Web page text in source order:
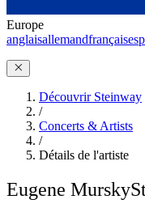
Europe
anglaisallemandfrançais
Découvrir Steinway
/
Concerts & Artists
/
Détails de l'artiste
Eugene Mursky